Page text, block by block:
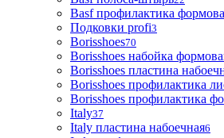
Basf профилактика
Подковки profi3
Borisshoes70
Borisshoes набойка
Borisshoes пластина
Borisshoes профилактика
Borisshoes профилактика
Italy37
Italy пластина набоечная6